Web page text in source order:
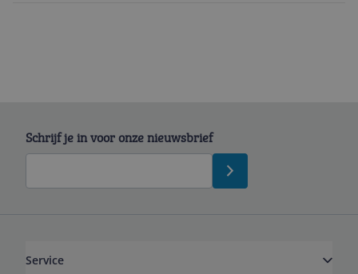
Schrijf je in voor onze nieuwsbrief
Service